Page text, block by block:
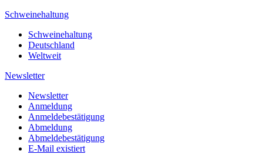
Schweinehaltung
Schweinehaltung
Deutschland
Weltweit
Newsletter
Newsletter
Anmeldung
Anmeldebestätigung
Abmeldung
Abmeldebestätigung
E-Mail existiert